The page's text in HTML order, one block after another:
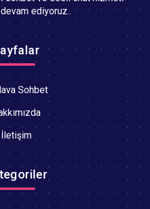
ediyoruz..
Sohbet
İletişim